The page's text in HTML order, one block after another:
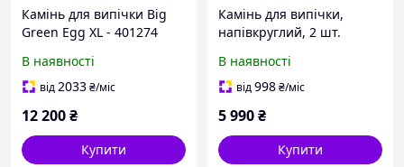
Камінь для випічки Big
Green Egg XL - 401274
В наявності
від2033₴/міс
12 200₴
Купити
Камінь для випічки,
напівкруглий, 2 шт.
В наявності
від998₴/міс
5 990₴
Купити